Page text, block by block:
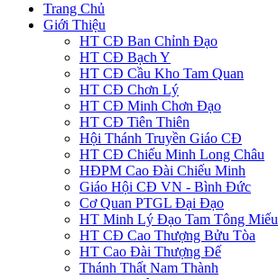
Trang Chủ
Giới Thiệu
HT CĐ Ban Chỉnh Đạo
HT CĐ Bạch Y
HT CĐ Cầu Kho Tam Quan
HT CĐ Chơn Lý
HT CĐ Minh Chơn Đạo
HT CĐ Tiên Thiên
Hội Thánh Truyền Giáo CĐ
HT CĐ Chiếu Minh Long Châu
HĐPM Cao Đài Chiếu Minh
Giáo Hội CĐ VN - Bình Đức
Cơ Quan PTGL Đại Đạo
HT Minh Lý Đạo Tam Tông Miếu
HT CĐ Cao Thượng Bửu Tòa
HT Cao Đài Thượng Đế
Thánh Thất Nam Thành